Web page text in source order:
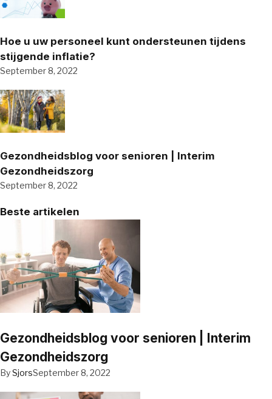
Hoe u uw personeel kunt ondersteunen tijdens
stijgende inflatie?
September 8, 2022
Gezondheidsblog voor senioren | Interim
Gezondheidszorg
September 8, 2022
Beste artikelen
Gezondheidsblog voor senioren | Interim
Gezondheidszorg
BySjorsSeptember 8, 2022